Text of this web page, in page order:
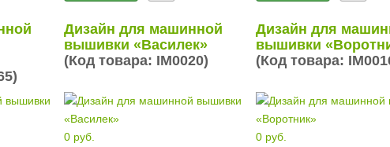
)
Дизайн для машинной
вышивки «Василек»
(Код товара: IM0020)
0 руб.
Дизайн для
вышивки
(Код товара:
0 руб.